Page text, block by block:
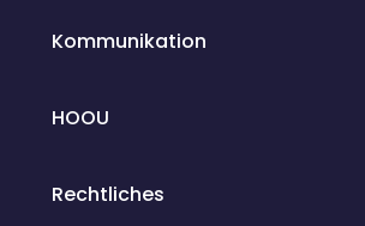
Kommunikation
HOOU
Rechtliches